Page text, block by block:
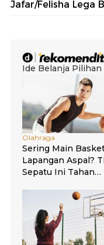
Jafar/Felisha Lega